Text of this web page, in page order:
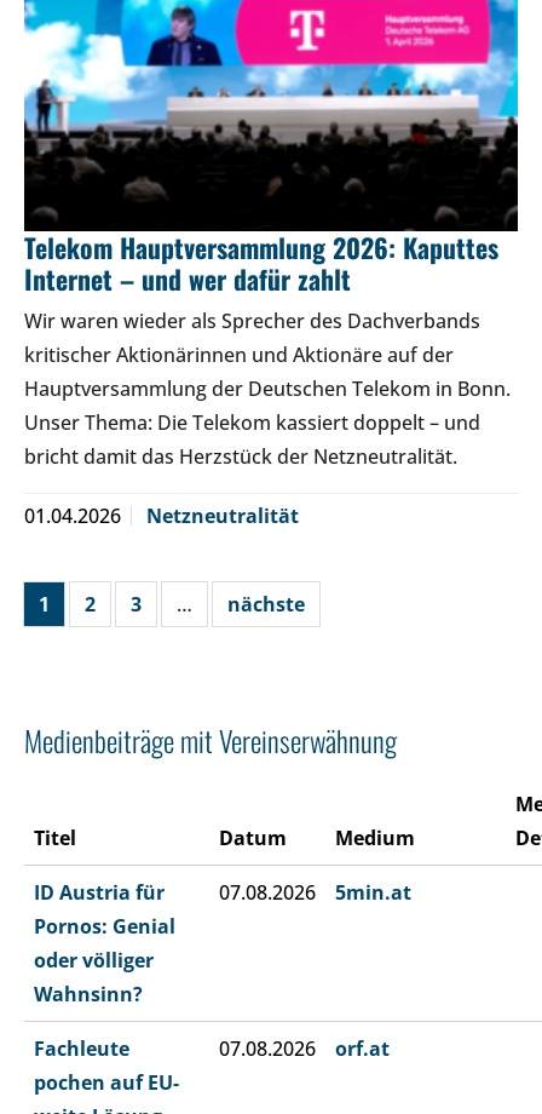
Telekom Hauptversammlung 2026: Kaputtes
Internet – und wer dafür zahlt
Wir waren wieder als Sprecher des Dachverbands
kritischer Aktionärinnen und Aktionäre auf der
Hauptversammlung der Deutschen Telekom in Bonn.
Unser Thema: Die Telekom kassiert doppelt – und
bricht damit das Herzstück der Netzneutralität.
01.04.2026 Netzneutralität
1 2 3 … nächste
Medienbeiträge mit Vereinserwähnung
Titel Datum Medium
ID Austria für
Pornos: Genial
oder völliger
Wahnsinn?
07.08.2026 5min.at
Fachleute
pochen auf EU-
07.08.2026 orf.at